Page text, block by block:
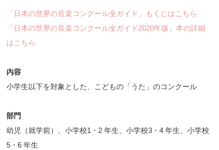
「日本の世界の音楽コンクール全ガイド」もくじはこちら
「日本の世界の音楽コンクール全ガイド2020年版」本の詳細
はこちら
内容
小学生以下を対象とした、こどもの「うた」のコンクール
部門
幼児（就学前）、小学校1・2 年生、小学校3・4 年生、小学校
5・6 年生